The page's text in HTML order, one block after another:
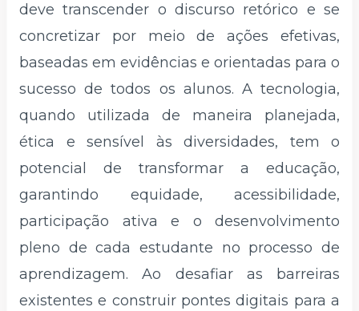
deve transcender o discurso retórico e se
concretizar por meio de ações efetivas,
baseadas em evidências e orientadas para o
sucesso de todos os alunos. A tecnologia,
quando utilizada de maneira planejada,
ética e sensível às diversidades, tem o
potencial de transformar a educação,
garantindo equidade, acessibilidade,
participação ativa e o desenvolvimento
pleno de cada estudante no processo de
aprendizagem. Ao desafiar as barreiras
existentes e construir pontes digitais para a